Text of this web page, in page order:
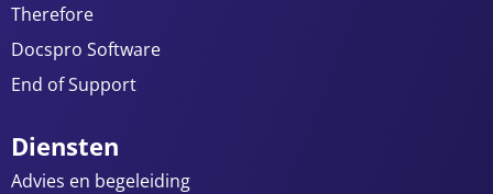
Therefore
Docspro Software
End of Support
Diensten
Advies en begeleiding